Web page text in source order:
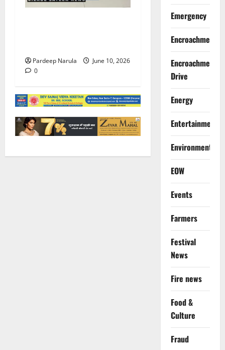
Pardeep Narula
June 10, 2026
0
Emergency
Encroachment
Encroachment
Drive
Energy
Entertainment
Environment
EOW
Events
Farmers
Festival
News
Fire news
Food &
Culture
Fraud